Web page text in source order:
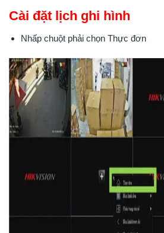
Cài đặt lịch ghi hình
Nhấp chuột phải chọn Thực đơn